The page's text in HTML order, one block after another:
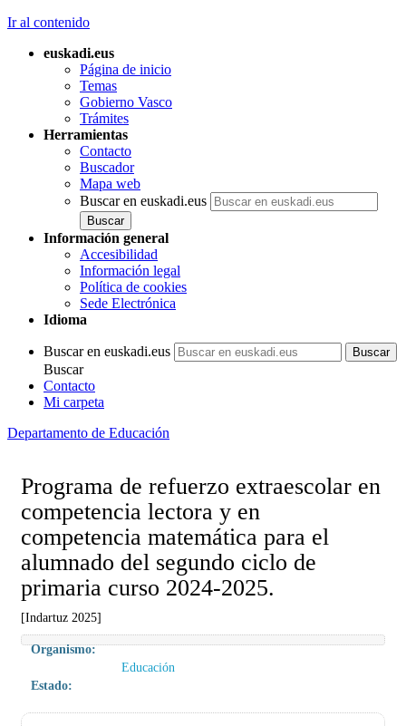
Ir al contenido
euskadi.eus
Página de inicio
Temas
Gobierno Vasco
Trámites
Herramientas
Contacto
Buscador
Mapa web
Buscar en euskadi.eus
Información general
Accesibilidad
Información legal
Política de cookies
Sede Electrónica
Idioma
Buscar en euskadi.eus
Buscar
Contacto
Mi carpeta
Departamento de Educación
Programa de refuerzo extraescolar en
competencia lectora y en
competencia matemática para el
alumnado del segundo ciclo de
primaria curso 2024-2025.
[Indartuz 2025]
Organismo:
Educación
Estado: